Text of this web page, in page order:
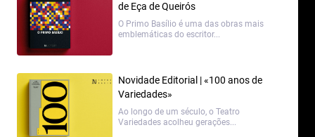
de Eça de Queirós
O Primo Basílio é uma das obras mais
emblemáticas do escritor...
Novidade Editorial | «100 anos de
Variedades»
Ao longo de um século, o Teatro
Variedades acolheu gerações...